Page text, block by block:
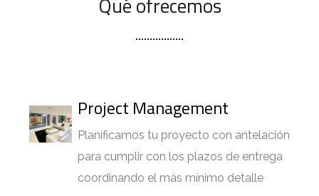
Project Management
Planificamos tu proyecto con antelación
para cumplir con los plazos de entrega
coordinando el más mínimo detalle